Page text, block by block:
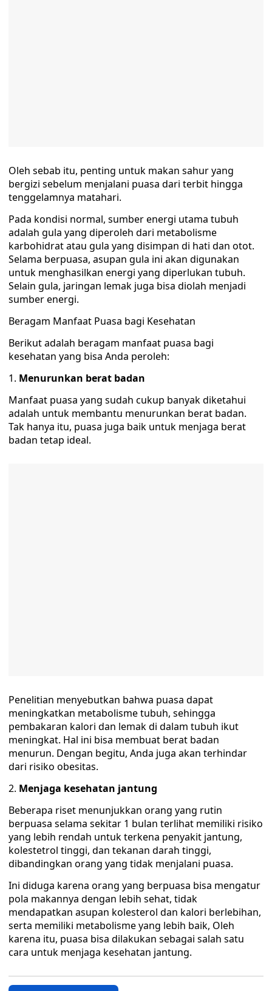
Oleh sebab itu, penting untuk makan sahur yang
bergizi sebelum menjalani puasa dari terbit hingga
tenggelamnya matahari.
Pada kondisi normal, sumber energi utama tubuh
adalah gula yang diperoleh dari metabolisme
karbohidrat atau gula yang disimpan di hati dan otot.
Selama berpuasa, asupan gula ini akan digunakan
untuk menghasilkan energi yang diperlukan tubuh.
Selain gula, jaringan lemak juga bisa diolah menjadi
sumber energi.
Beragam Manfaat Puasa bagi Kesehatan
Berikut adalah beragam manfaat puasa bagi
kesehatan yang bisa Anda peroleh:
Menurunkan berat badan
Manfaat puasa yang sudah cukup banyak diketahui
adalah untuk membantu menurunkan berat badan.
Tak hanya itu, puasa juga baik untuk menjaga berat
badan tetap ideal.
Penelitian menyebutkan bahwa puasa dapat
meningkatkan metabolisme tubuh, sehingga
pembakaran kalori dan lemak di dalam tubuh ikut
meningkat. Hal ini bisa membuat berat badan
menurun. Dengan begitu, Anda juga akan terhindar
dari risiko obesitas.
Menjaga kesehatan jantung
Beberapa riset menunjukkan orang yang rutin
berpuasa selama sekitar 1 bulan terlihat memiliki risiko
yang lebih rendah untuk terkena penyakit jantung,
kolestetrol tinggi, dan tekanan darah tinggi,
dibandingkan orang yang tidak menjalani puasa.
Ini diduga karena orang yang berpuasa bisa mengatur
pola makannya dengan lebih sehat, tidak
mendapatkan asupan kolesterol dan kalori berlebihan,
serta memiliki metabolisme yang lebih baik, Oleh
karena itu, puasa bisa dilakukan sebagai salah satu
cara untuk menjaga kesehatan jantung.